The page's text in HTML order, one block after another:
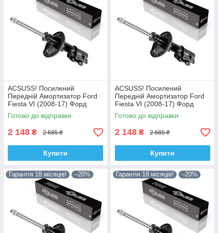
ACSUSS! Посилений
Передній Амортизатор Ford
Fiesta VI (2008-17) Форд
Фіеста VI. Лівий. 335829 ,
3348057 Корея!
Готово до відправки
2 148 ₴ 2 685 ₴
Купити
ACSUSS! Посилений
Передній Амортизатор Ford
Fiesta VI (2008-17) Форд
Фіеста VI. Правий. 335830 ,
3348056 Корея!
Готово до відправки
2 148 ₴ 2 685 ₴
Купити
Гарантія 18 місяців! –20% Гарантія 18 місяців! –20%